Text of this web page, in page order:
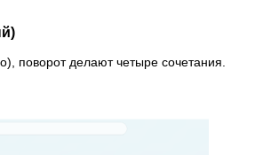
поворот делают четыре сочетания.